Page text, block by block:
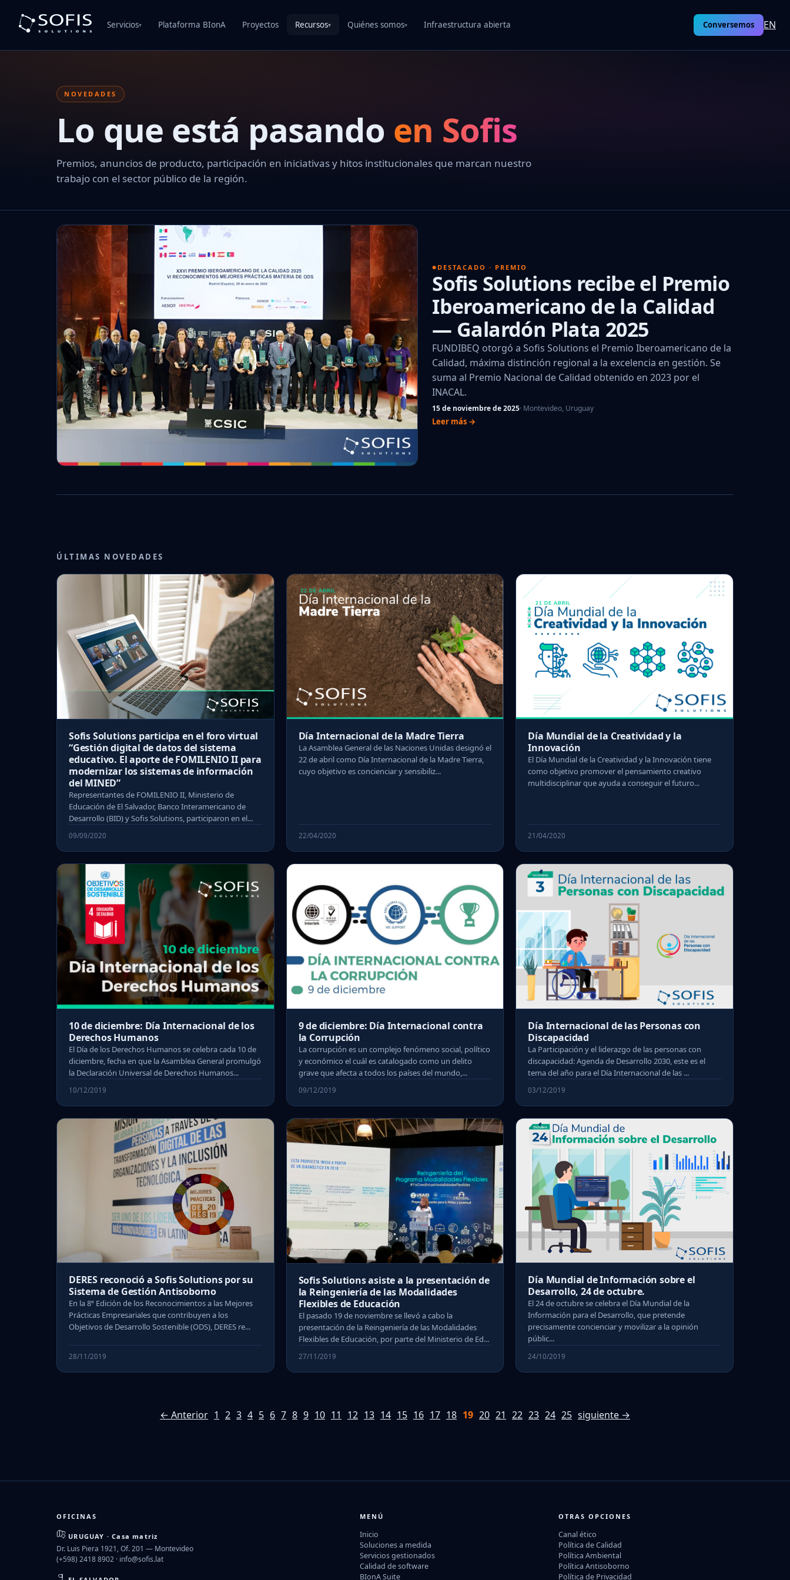
Servicios▾ Plataforma BIonA Proyectos Recursos▾ Quiénes somos▾ Infraestructura abierta Conversemos EN
NOVEDADES
Lo que está pasando en Sofis
Premios, anuncios de producto, participación en iniciativas y hitos institucionales que marcan nuestro
trabajo con el sector público de la región.
DESTACADO · PREMIO
Sofis Solutions recibe el Premio
Iberoamericano de la Calidad
— Galardón Plata 2025
FUNDIBEQ otorgó a Sofis Solutions el Premio Iberoamericano de la
Calidad, máxima distinción regional a la excelencia en gestión. Se
suma al Premio Nacional de Calidad obtenido en 2023 por el
INACAL.
15 de noviembre de 2025· Montevideo, Uruguay
Leer más →
ÚLTIMAS NOVEDADES
Sofis Solutions participa en el foro virtual
“Gestión digital de datos del sistema
educativo. El aporte de FOMILENIO II para
modernizar los sistemas de información
del MINED”
Representantes de FOMILENIO II, Ministerio de
Educación de El Salvador, Banco Interamericano de
Desarrollo (BID) y Sofis Solutions, participaron en el...
09/09/2020
Día Internacional de la Madre Tierra
La Asamblea General de las Naciones Unidas designó el
22 de abril como Día Internacional de la Madre Tierra,
cuyo objetivo es concienciar y sensibiliz...
22/04/2020
Día Mundial de la Creatividad y la
Innovación
El Día Mundial de la Creatividad y la Innovación tiene
como objetivo promover el pensamiento creativo
multidisciplinar que ayuda a conseguir el futuro...
21/04/2020
10 de diciembre: Día Internacional de los
Derechos Humanos
El Día de los Derechos Humanos se celebra cada 10 de
diciembre, fecha en que la Asamblea General promulgó
la Declaración Universal de Derechos Humanos...
10/12/2019
9 de diciembre: Día Internacional contra
la Corrupción
La corrupción es un complejo fenómeno social, político
y económico el cuál es catalogado como un delito
grave que afecta a todos los países del mundo,...
09/12/2019
Día Internacional de las Personas con
Discapacidad
La Participación y el liderazgo de las personas con
discapacidad: Agenda de Desarrollo 2030, este es el
tema del año para el Día Internacional de las ...
03/12/2019
DERES reconoció a Sofis Solutions por su
Sistema de Gestión Antisoborno
En la 8ª Edición de los Reconocimientos a las Mejores
Prácticas Empresariales que contribuyen a los
Objetivos de Desarrollo Sostenible (ODS), DERES re...
28/11/2019
Sofis Solutions asiste a la presentación de
la Reingeniería de las Modalidades
Flexibles de Educación
El pasado 19 de noviembre se llevó a cabo la
presentación de la Reingeniería de las Modalidades
Flexibles de Educación, por parte del Ministerio de Ed...
27/11/2019
Día Mundial de Información sobre el
Desarrollo, 24 de octubre.
El 24 de octubre se celebra el Día Mundial de la
Información para el Desarrollo, que pretende
precisamente concienciar y movilizar a la opinión
públic...
24/10/2019
← Anterior 1 2 3 4 5 6 7 8 9 10 11 12 13 14 15 16 17 18 19 20 21 22 23 24 25 siguiente →
OFICINAS
URUGUAY · Casa matriz
Dr. Luis Piera 1921, Of. 201 — Montevideo
(+598) 2418 8902 · info@sofis.lat
MENÚ
Inicio
Soluciones a medida
Servicios gestionados
Calidad de software
BIonA Suite
OTRAS OPCIONES
Canal ético
Política de Calidad
Política Ambiental
Política Antisoborno
Política de Privacidad